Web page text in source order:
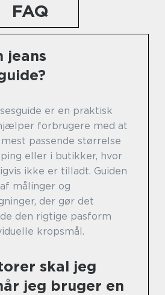
FAQ
jeans
er en praktisk
forbrugere med at
passende størrelse
eller i butikker, hvor
ikke er tilladt. Guiden
målinger og
der gør det
den rigtige pasform
kropsmål.
skal jeg
jeg bruger en